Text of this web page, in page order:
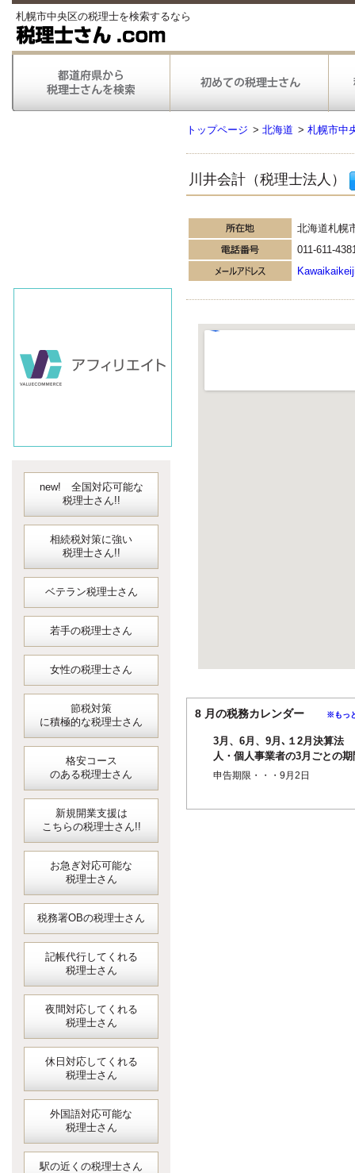
札幌市中央区の税理士を検索するなら
new! 全国対応可能な
税理士さん!!
相続税対策に強い
税理士さん!!
ベテラン税理士さん
若手の税理士さん
女性の税理士さん
節税対策
に積極的な税理士さん
格安コース
のある税理士さん
新規開業支援は
こちらの税理士さん!!
お急ぎ対応可能な
税理士さん
税務署OBの税理士さん
記帳代行してくれる
税理士さん
夜間対応してくれる
税理士さん
休日対応してくれる
税理士さん
外国語対応可能な
税理士さん
駅の近くの税理士さん
トップページ > 北海道 > 札幌市中
川井会計（税理士法人）
北海道札幌
011-611-
8 月の税務カレンダー ※もっ
3月、6月、9月､１2月決算法
人・個人事業者の3月ごとの期
短縮に係る確定申告＜消費税
申告期限・・・9月2日